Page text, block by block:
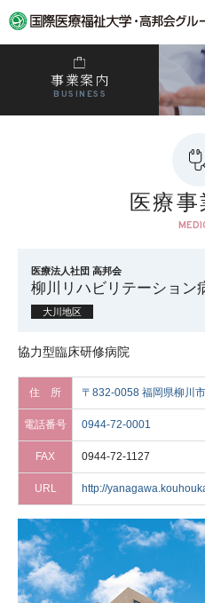
事業案内
BUSINESS
医療
医療法人社団 高邦会
柳川リハビリテーション
大川地区
協力型臨床研修病院
住 所 〒832-0058 福岡県柳川
電話番号 0944-72-0001
FAX 0944-72-1127
URL http://